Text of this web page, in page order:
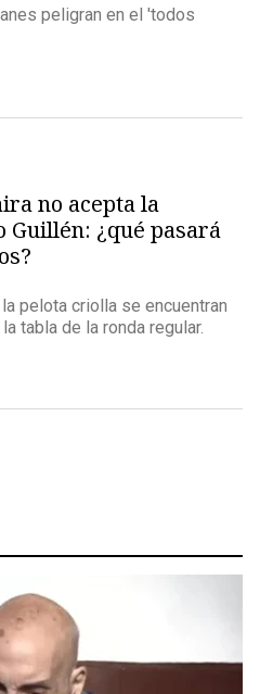
peligran en el 'todos
no acepta la
Guillén: ¿qué pasará
pelota criolla se encuentran
tabla de la ronda regular.